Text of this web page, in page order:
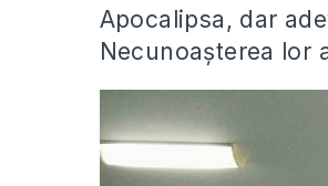
Apocalipsa, dar
Necunoașterea lor